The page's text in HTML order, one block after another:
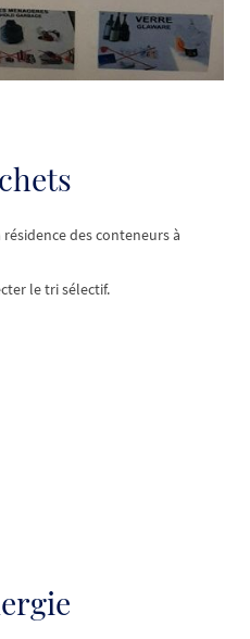
des conteneurs à
le tri sélectif.